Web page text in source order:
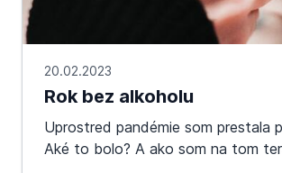
20.02.2023
Rok bez alkoholu
Uprostred pandémie som prestala
Aké to bolo? A ako som na tom